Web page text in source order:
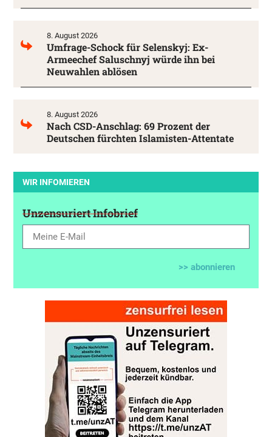
8. August 2026
Umfrage-Schock für Selenskyj: Ex-
Armeechef Saluschnyj würde ihn bei
Neuwahlen ablösen
8. August 2026
Nach CSD-Anschlag: 69 Prozent der
Deutschen fürchten Islamisten-Attentate
WIR INFOMIEREN
Unzensuriert Infobrief
>> abonnieren